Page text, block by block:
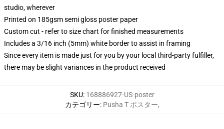
studio, wherever
Printed on 185gsm semi gloss poster paper
Custom cut - refer to size chart for finished measurements
Includes a 3/16 inch (5mm) white border to assist in framing
Since every item is made just for you by your local third-party fulfiller,
there may be slight variances in the product received
SKU: 168886927-US-poster
カテゴリー: Pusha T ポスター,